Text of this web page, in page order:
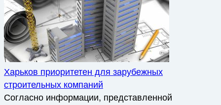
Харьков приоритетен для зарубежных
строительных компаний
Согласно информации, представленной